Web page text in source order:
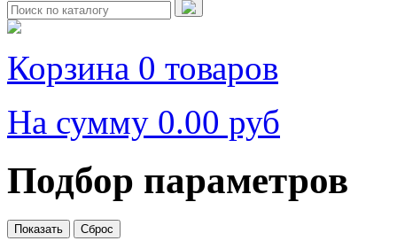
Корзина 0 товаров
На сумму 0.00 руб
Подбор параметров